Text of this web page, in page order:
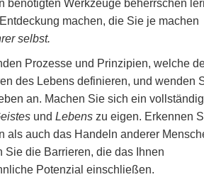
benötigten Werkzeuge beherrschen
machen, die Sie je machen
selbst.
Prozesse und Prinzipien, welche
des Lebens definieren, und wenden
an. Machen Sie sich ein
und Lebens zu eigen. Erkennen
als auch das Handeln anderer
Sie die Barrieren, die das Ihnen
Potenzial einschließen.